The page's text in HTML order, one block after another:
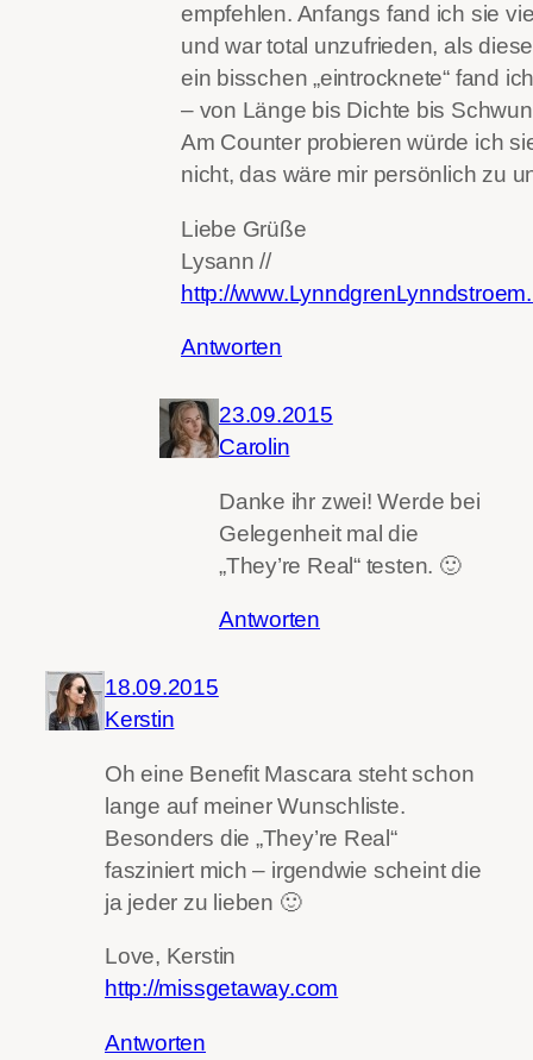
empfehlen. Anfangs fand ich sie
und war total unzufrieden, als
ein bisschen „eintrocknete“ fand
– von Länge bis Dichte bis
Am Counter probieren würde ich
nicht, das wäre mir persönlich zu
Liebe Grüße
Lysann //
http://
Antworten
23.09.2015
Carolin
Danke ihr zwei! Werde bei
Gelegenheit mal die
„They’re Real“ testen. 🙂
Antworten
18.09.2015
Kerstin
Oh eine Benefit Mascara steht schon
lange auf meiner Wunschliste.
Besonders die „They’re Real“
fasziniert mich – irgendwie scheint die
ja jeder zu lieben 🙂
Love, Kerstin
http://missgetaway.com
Antworten